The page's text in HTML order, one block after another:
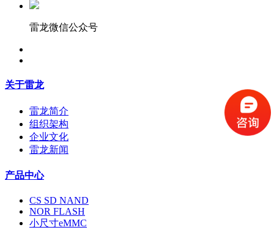
雷龙微信公众号
关于雷龙
雷龙简介
组织架构
企业文化
雷龙新闻
产品中心
CS SD NAND
NOR FLASH
小尺寸eMMC